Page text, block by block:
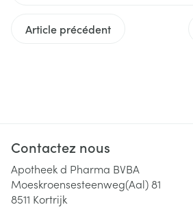
Article précédent
Contactez nous
Apotheek d Pharma BVBA
Moeskroensesteenweg(Aal) 81
8511 Kortrijk